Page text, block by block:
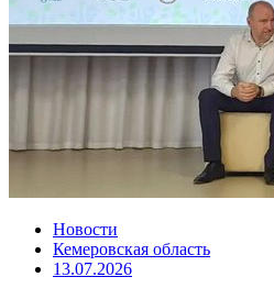
Новости
Кемеровская область
13.07.2026